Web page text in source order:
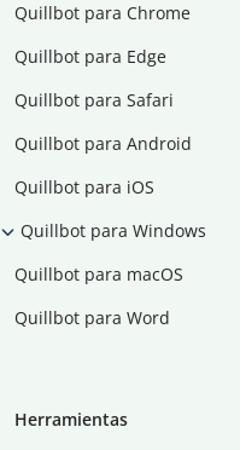
Quillbot para Chrome
Quillbot para Edge
Quillbot para Safari
Quillbot para Android
Quillbot para iOS
Quillbot para Windows
Quillbot para macOS
Quillbot para Word
Herramientas